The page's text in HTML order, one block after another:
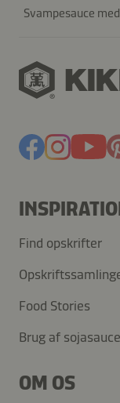
Svampesauce
Find opskrifter
Food Stories
Brug af sojasauce
OM OS